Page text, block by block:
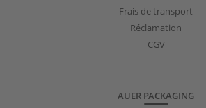
Frais de transport
Réclamation
CGV
AUER PACKAGING